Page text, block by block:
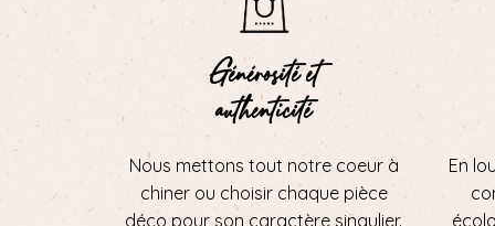
Générosité et
authenticité
Nous mettons tout notre coeur à
chiner ou choisir chaque pièce
déco pour son caractère singulier.
En